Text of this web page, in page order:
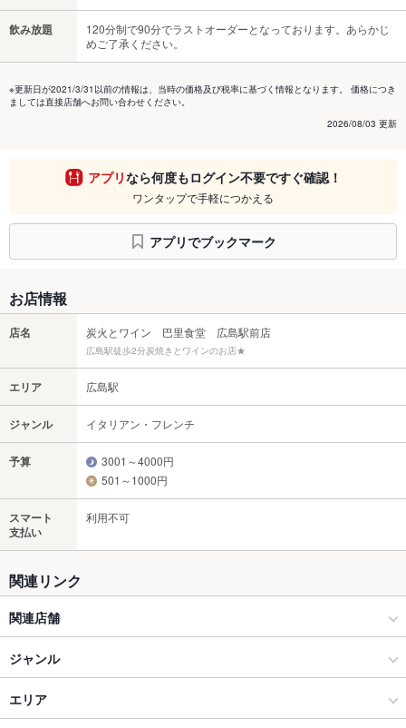
飲み放題
120分制で90分でラストオーダーとなっております。あらかじ
めご了承ください。
※更新日が2021/3/31以前の情報は、当時の価格及び税率に基づく情報となります。 価格につき
ましては直接店舗へお問い合わせください。
2026/08/03 更新
アプリなら何度もログイン不要ですぐ確認！
ワンタップで手軽につかえる
アプリでブックマーク
お店情報
店名 炭火とワイン 巴里食堂 広島駅前店
広島駅徒歩2分炭焼きとワインのお店★
エリア 広島駅
ジャンル イタリアン・フレンチ
予算
3001～4000円
501～1000円
スマート
支払い
利用不可
関連リンク
関連店舗
巴里食堂 大手町
巴里食堂 廿日市店
ジャンル
イタリアン・フレンチ
エリア